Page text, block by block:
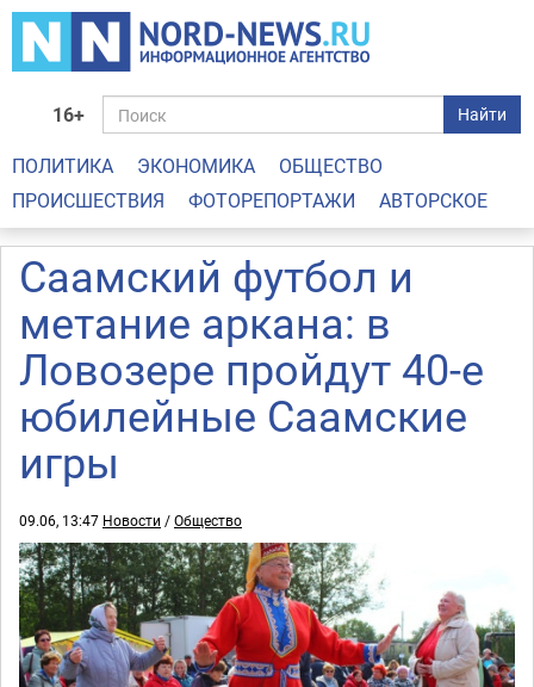
16+ Найти
ПОЛИТИКА ЭКОНОМИКА
ОБЩЕСТВО
ПРОИСШЕСТВИЯ
ФОТОРЕПОРТАЖИ АВТОРСКОЕ
Саамский футбол и
метание аркана: в
Ловозере пройдут 40-е
юбилейные Саамские
игры
09.06, 13:47 Новости /Общество